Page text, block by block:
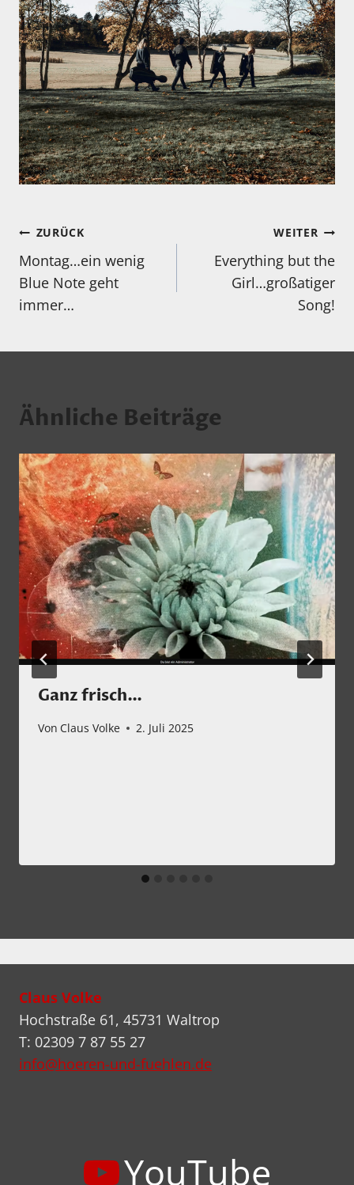
Beitragsnavigation
ZURÜCK
Montag…ein wenig
Blue Note geht
immer…
WEITER
Everything but the
Girl…großatiger
Song!
Ähnliche Beiträge
Ganz frisch…
Von Claus Volke 2. Juli 2025
Claus Volke
Hochstraße 61, 45731 Waltrop
T: 02309 7 87 55 27
info@hoeren-und-fuehlen.de
YouTube